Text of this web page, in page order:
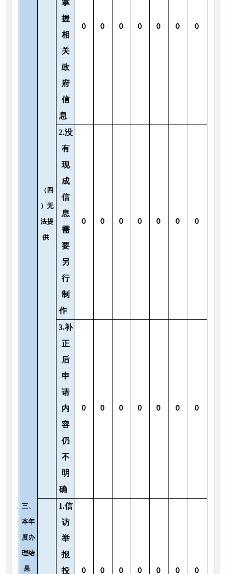
三、
本年
度办
理结
果
（四
）无
法提
供
掌
握
相
关
政
府
信
息
0 0 0 0 0 0 0
2.没
有
现
成
信
息
需
要
另
行
制
作
0 0 0 0 0 0 0
3.补
正
后
申
请
内
容
仍
不
明
确
0 0 0 0 0 0 0
1.信
访
举
报
投
0 0 0 0 0 0 0